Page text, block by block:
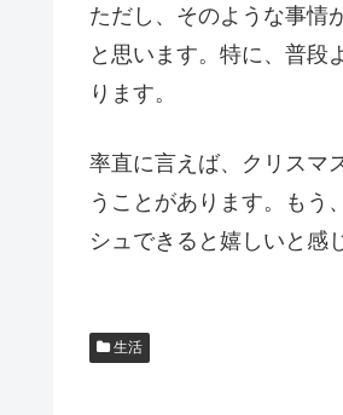
ただし、そのような事情
と思います。特に、普段
ります。
率直に言えば、クリスマ
うことがあります。もう
シュできると嬉しいと感
生活